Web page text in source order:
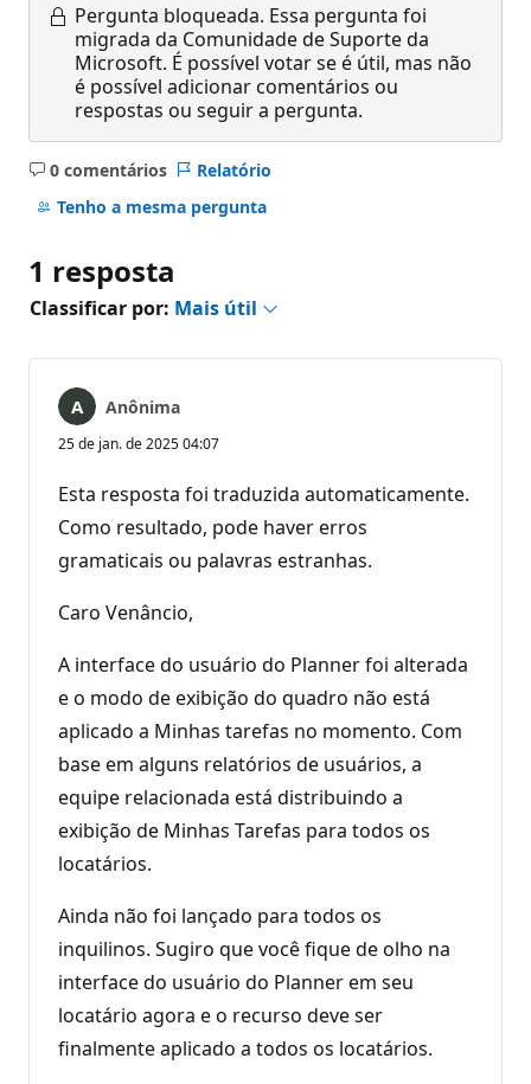
Pergunta bloqueada. Essa pergunta foi
migrada da Comunidade de Suporte da
Microsoft. É possível votar se é útil, mas não
é possível adicionar comentários ou
respostas ou seguir a pergunta.
0 comentários
Sem
comentários
Relatório
Tenho a mesma pergunta
1 resposta
Classificar por: Mais útil
Anônima
25 de jan. de 2025 04:07
Esta resposta foi traduzida automaticamente.
Como resultado, pode haver erros
gramaticais ou palavras estranhas.
Caro Venâncio,
A interface do usuário do Planner foi alterada
e o modo de exibição do quadro não está
aplicado a Minhas tarefas no momento. Com
base em alguns relatórios de usuários, a
equipe relacionada está distribuindo a
exibição de Minhas Tarefas para todos os
locatários.
Ainda não foi lançado para todos os
inquilinos. Sugiro que você fique de olho na
interface do usuário do Planner em seu
locatário agora e o recurso deve ser
finalmente aplicado a todos os locatários.